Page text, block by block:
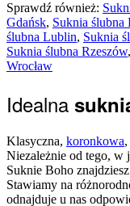
Sprawdź również:
Gdańsk, Suknia ślubna
ślubna Lublin, Suknia
Suknia ślubna Rzeszów,
Wrocław
Idealna
Klasyczna, koronkowa,
Niezależnie od tego, w
Suknie Boho
Stawiamy na
odnajduje u nas